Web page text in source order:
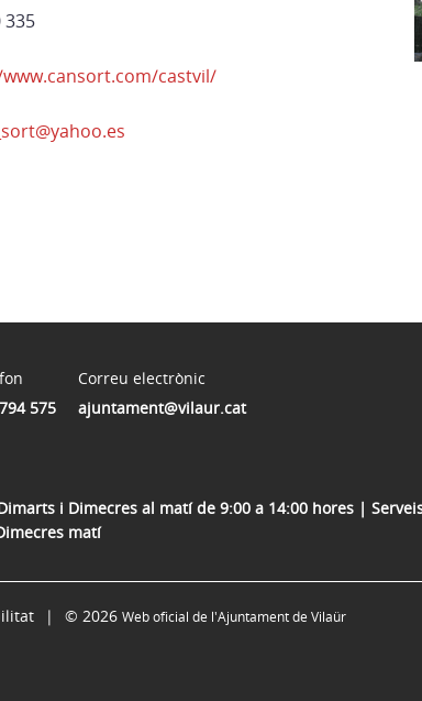
335
castvil/
575
Correu electrònic
ajuntament@vilaur.cat
i Dimecres al matí de 9:00 a 14:00 hores |
matí
© 2026 Web oficial de l'Ajuntament de Vilaür